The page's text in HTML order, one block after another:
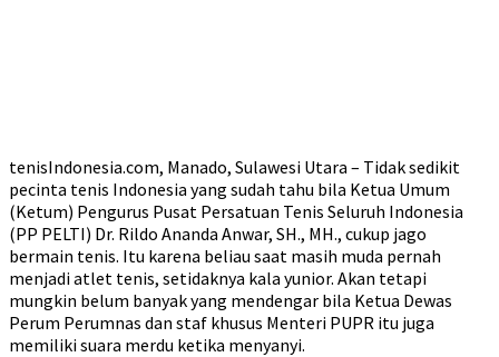
tenisIndonesia.com, Manado, Sulawesi Utara – Tidak sedikit
pecinta tenis Indonesia yang sudah tahu bila Ketua Umum
(Ketum) Pengurus Pusat Persatuan Tenis Seluruh Indonesia
(PP PELTI) Dr. Rildo Ananda Anwar, SH., MH., cukup jago
bermain tenis. Itu karena beliau saat masih muda pernah
menjadi atlet tenis, setidaknya kala yunior. Akan tetapi
mungkin belum banyak yang mendengar bila Ketua Dewas
Perum Perumnas dan staf khusus Menteri PUPR itu juga
memiliki suara merdu ketika menyanyi.